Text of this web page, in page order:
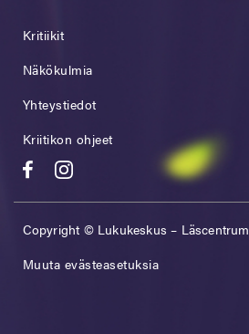
Kritiikit
Näkökulmia
Yhteystiedot
Kriitikon ohjeet
Copyright © Lukukeskus – Läscentrum
Muuta evästeasetuksia